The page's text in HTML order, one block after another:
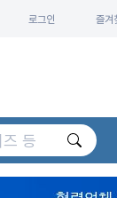
로그인 즐겨